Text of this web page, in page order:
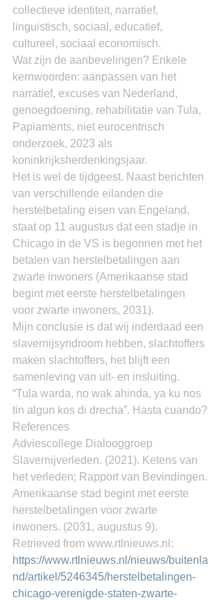
collectieve identiteit, narratief,
linguistisch, sociaal, educatief,
cultureel, sociaal economisch.
Wat zijn de aanbevelingen? Enkele
kernwoorden: aanpassen van het
narratief, excuses van Nederland,
genoegdoening, rehabilitatie van Tula,
Papiaments, niet eurocentrisch
onderzoek, 2023 als
koninkrijksherdenkingsjaar.
Het is wel de tijdgeest. Naast berichten
van verschillende eilanden die
herstelbetaling eisen van Engeland,
staat op 11 augustus dat een stadje in
Chicago in de VS is begonnen met het
betalen van herstelbetalingen aan
zwarte inwoners (Amerikaanse stad
begint met eerste herstelbetalingen
voor zwarte inwoners, 2031).
Mijn conclusie is dat wij inderdaad een
slavernijsyndroom hebben, slachtoffers
maken slachtoffers, het blijft een
samenleving van uit- en insluiting.
“Tula warda, no wak ahinda, ya ku nos
tin algun kos di drecha”. Hasta cuando?
References
Adviescollege Dialooggroep
Slavernijverleden. (2021). Ketens van
het verleden; Rapport van Bevindingen.
Amerikaanse stad begint met eerste
herstelbetalingen voor zwarte
inwoners. (2031, augustus 9).
Retrieved from www.rtlnieuws.nl:
https://www.rtlnieuws.nl/nieuws/buitenla
nd/artikel/5246345/herstelbetalingen-
chicago-verenigde-staten-zwarte-